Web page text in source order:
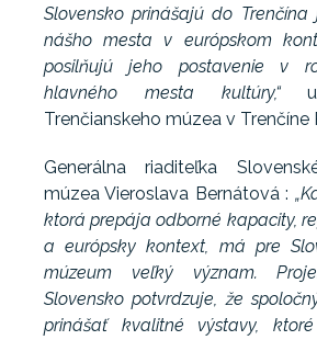
Slovensko prinášajú do Trenčína
nášho mesta v európskom
posilňujú jeho postavenie v
hlavného mesta kultúry,“
Trenčianskeho múzea v Trenčíne
Generálna riaditeľka
múzea Vieroslava Bernátová :
ktorá prepája odborné kapacity,
a európsky kontext, má pre
múzeum veľký význam.
Slovensko potvrdzuje, že
prinášať kvalitné výstavy,